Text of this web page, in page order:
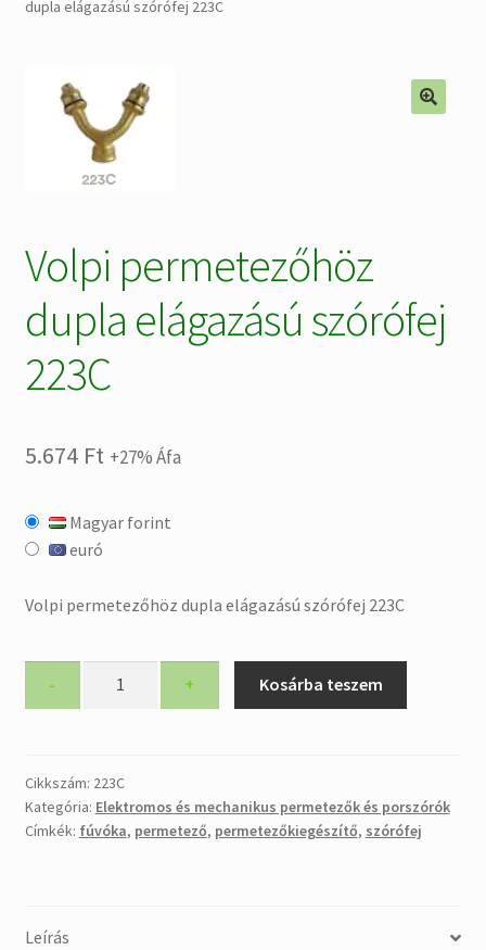
Kiárusítás % !
AKCIÓS Újdonságok!
dupla elágazású szórófej 223C
Volpi permetezőhöz
dupla elágazású szórófej
223C
5.674 Ft +27% Áfa
Magyar forint
euró
Volpi permetezőhöz dupla elágazású szórófej 223C
-
szórófej
223C
mennyiség
+ Kosárba teszem
Cikkszám: 223C
Kategória: Elektromos és mechanikus permetezők és porszórók
Címkék: fúvóka, permetező, permetezőkiegészítő, szórófej
Leírás